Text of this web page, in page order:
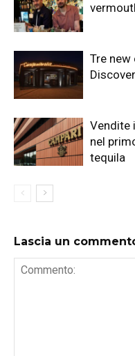
Tre new
Vendite
nel
tequila
Lascia un